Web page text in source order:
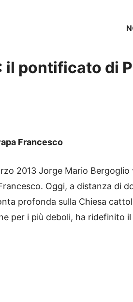
il pontificato di
Francesco
2013 Jorge Mario
Oggi, a distanza di
profonda sulla Chiesa
per i più deboli, ha ridefinito il